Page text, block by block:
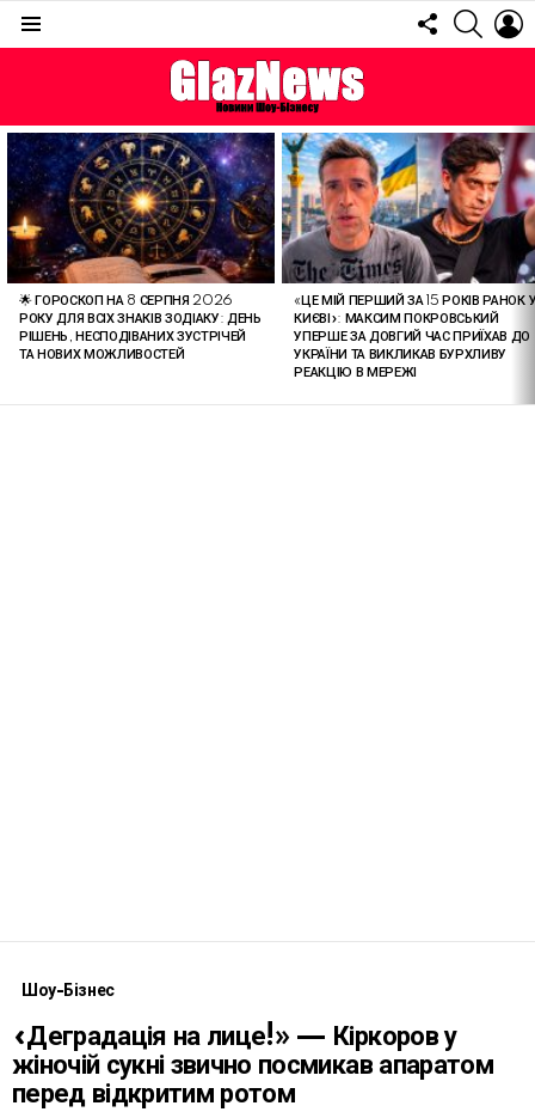
FOLLOW
US
ОСТАННІ
СТАТТІ
🌟 ГОРОСКОП НА 8 СЕРПНЯ 2026
РОКУ ДЛЯ ВСІХ ЗНАКІВ ЗОДІАКУ: ДЕНЬ
РІШЕНЬ, НЕСПОДІВАНИХ ЗУСТРІЧЕЙ
ТА НОВИХ МОЖЛИВОСТЕЙ
«ЦЕ МІЙ ПЕРШИЙ ЗА 15 РОКІВ РАНОК
КИЄВІ»: МАКСИМ ПОКРОВСЬКИЙ
УПЕРШЕ ЗА ДОВГИЙ ЧАС ПРИЇХАВ ДО
УКРАЇНИ ТА ВИКЛИКАВ БУРХЛИВУ
РЕАКЦІЮ В МЕРЕЖІ
Шоу-Бізнес
«Деградація на лице!» — Кіркоров у
жіночій сукні звично посмикав апаратом
перед відкритим ротом